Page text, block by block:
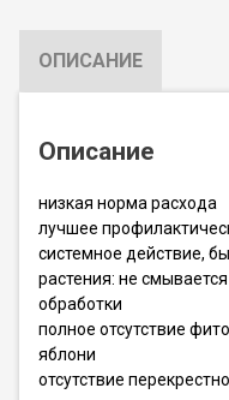
ОПИСАНИЕ
Описание
низкая норма расхода
лучшее
системное действие,
растения: не
обработки
полное отсутствие
яблони
отсутствие